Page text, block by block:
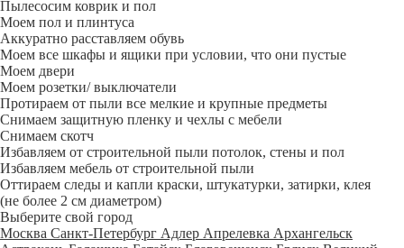
Пылесосим коврик и пол
Моем пол и плинтуса
Аккуратно расставляем обувь
Моем все шкафы и ящики при условии, что они пустые
Моем двери
Моем розетки/ выключатели
Протираем от пыли все мелкие и крупные предметы
Снимаем защитную пленку и чехлы с мебели
Снимаем скотч
Избавляем от строительной пыли потолок, стены и пол
Избавляем мебель от строительной пыли
Оттираем следы и капли краски, штукатурки, затирки, клея
(не более 2 см диаметром)
Выберите свой город
Москва Санкт-Петербург Адлер Апрелевка Архангельск